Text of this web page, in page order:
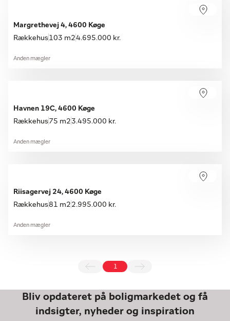
Margrethevej 4, 4600 Køge
Rækkehus103 m24.695.000 kr.
Anden mægler
Havnen 19C, 4600 Køge
Rækkehus75 m2 3.495.000 kr.
Anden mægler
Riisagervej 24, 4600 Køge
Rækkehus81 m2 2.995.000 kr.
Anden mægler
Bliv opdateret på boligmarkedet og få
indsigter, nyheder og inspiration